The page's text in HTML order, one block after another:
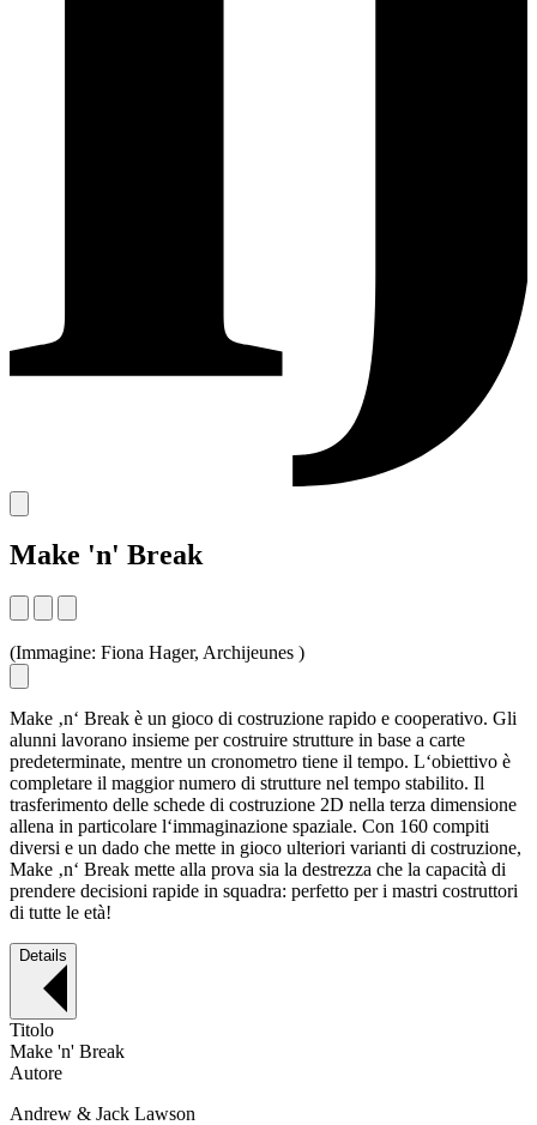
Make 'n' Break
(Immagine: Fiona Hager, Archijeunes )
Make ‚n‘ Break è un gioco di costruzione rapido e cooperativo. Gli
alunni lavorano insieme per costruire strutture in base a carte
predeterminate, mentre un cronometro tiene il tempo. L‘obiettivo è
completare il maggior numero di strutture nel tempo stabilito. Il
trasferimento delle schede di costruzione 2D nella terza dimensione
allena in particolare l‘immaginazione spaziale. Con 160 compiti
diversi e un dado che mette in gioco ulteriori varianti di costruzione,
Make ‚n‘ Break mette alla prova sia la destrezza che la capacità di
prendere decisioni rapide in squadra: perfetto per i mastri costruttori
di tutte le età!
Details
Titolo
Make 'n' Break
Autore
Andrew & Jack Lawson